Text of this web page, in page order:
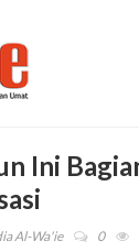
Ini
Al-Wa'ie 0